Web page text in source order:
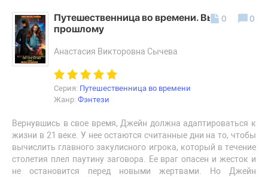
Путешественница во времени. Вызов
прошлому
Анастасия Викторовна Сычева
Серия: Путешественница во времени
Жанр: Фэнтези
Вернувшись в свое время, Джейн должна адаптироваться к
жизни в 21 веке. У нее остаются считанные дни на то, чтобы
вычислить главного закулисного игрока, который в течение
столетия плел паутину заговора. Ее враг опасен и жесток и
не остановится перед новыми жертвами. Но Джейн
0 0